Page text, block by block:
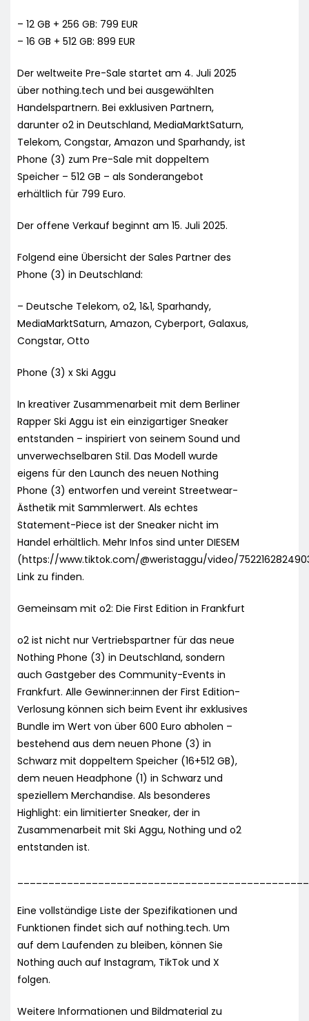
– 12 GB + 256 GB: 799 EUR
– 16 GB + 512 GB: 899 EUR
Der weltweite Pre-Sale startet am 4. Juli 2025
über nothing.tech und bei ausgewählten
Handelspartnern. Bei exklusiven Partnern,
darunter o2 in Deutschland, MediaMarktSaturn,
Telekom, Congstar, Amazon und Sparhandy, ist
Phone (3) zum Pre-Sale mit doppeltem
Speicher – 512 GB – als Sonderangebot
erhältlich für 799 Euro.
Der offene Verkauf beginnt am 15. Juli 2025.
Folgend eine Übersicht der Sales Partner des
Phone (3) in Deutschland:
– Deutsche Telekom, o2, 1&1, Sparhandy,
MediaMarktSaturn, Amazon, Cyberport, Galaxus,
Congstar, Otto
Phone (3) x Ski Aggu
In kreativer Zusammenarbeit mit dem Berliner
Rapper Ski Aggu ist ein einzigartiger Sneaker
entstanden – inspiriert von seinem Sound und
unverwechselbaren Stil. Das Modell wurde
eigens für den Launch des neuen Nothing
Phone (3) entworfen und vereint Streetwear-
Ästhetik mit Sammlerwert. Als echtes
Statement-Piece ist der Sneaker nicht im
Handel erhältlich. Mehr Infos sind unter DIESEM
(https://www.tiktok.com/@weristaggu/video/
Link zu finden.
Gemeinsam mit o2: Die First Edition in Frankfurt
o2 ist nicht nur Vertriebspartner für das neue
Nothing Phone (3) in Deutschland, sondern
auch Gastgeber des Community-Events in
Frankfurt. Alle Gewinner:innen der First Edition-
Verlosung können sich beim Event ihr exklusives
Bundle im Wert von über 600 Euro abholen –
bestehend aus dem neuen Phone (3) in
Schwarz mit doppeltem Speicher (16+512 GB),
dem neuen Headphone (1) in Schwarz und
speziellem Merchandise. Als besonderes
Highlight: ein limitierter Sneaker, der in
Zusammenarbeit mit Ski Aggu, Nothing und o2
entstanden ist.
Eine vollständige Liste der Spezifikationen und
Funktionen findet sich auf nothing.tech. Um
auf dem Laufenden zu bleiben, können Sie
Nothing auch auf Instagram, TikTok und X
folgen.
Weitere Informationen und Bildmaterial zu